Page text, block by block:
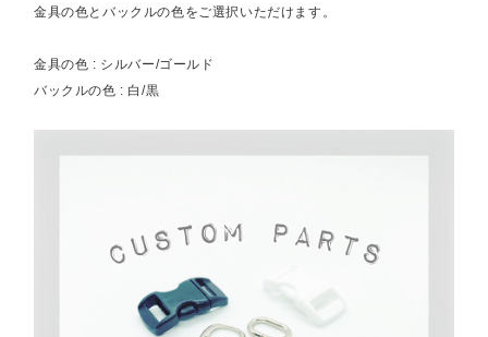
金具の色とバックルの色をご選択いただけます。
金具の色 : シルバー/ゴールド
バックルの色 : 白/黒